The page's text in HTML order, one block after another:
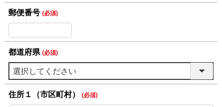
郵便番号 (必須)
都道府県 (必須)
住所１（市区町村） (必須)